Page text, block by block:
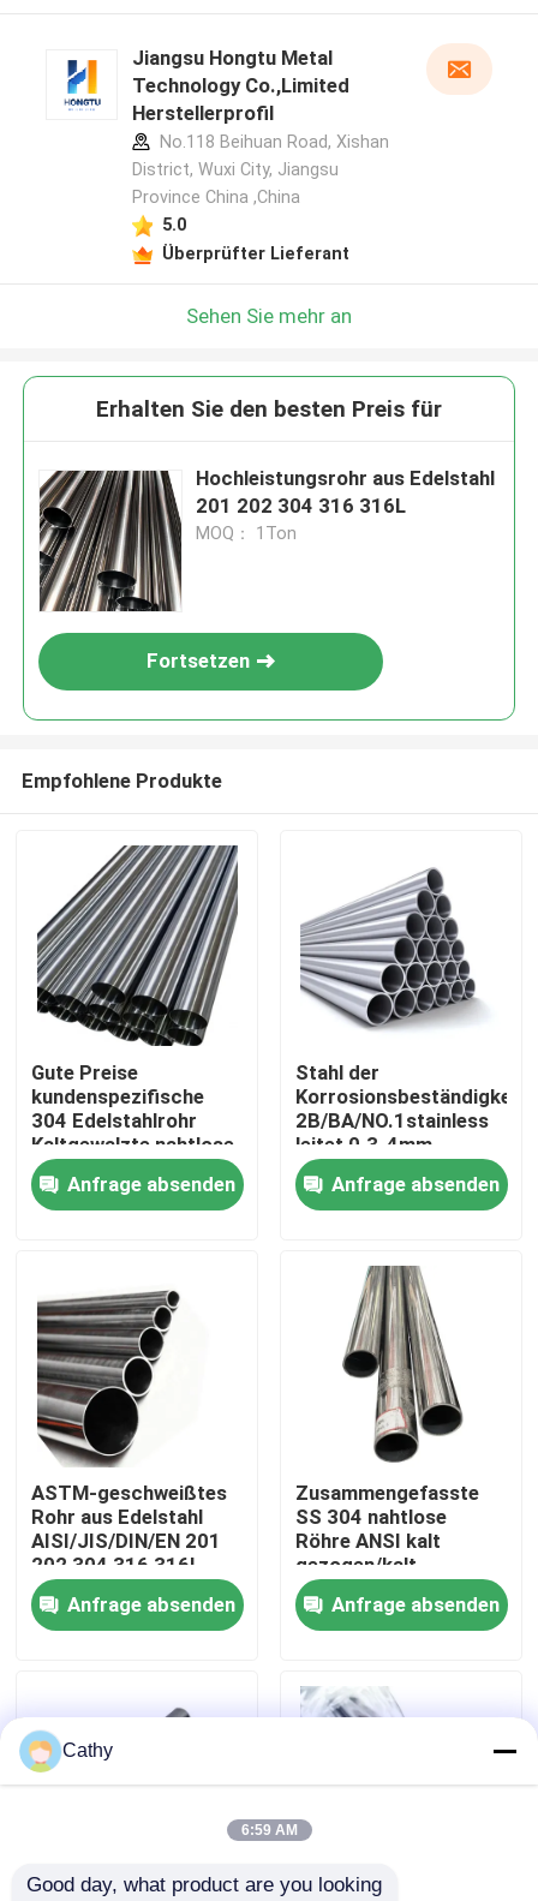
Zu Hause
Über uns
Werksbesichtigung
Qualitätskontrolle
Kontakt mit uns
Rechtssachen
Blatt-Edelstahl
Jiangsu Hongtu Metal
Technology Co.,Limited
Herstellerprofil
No.118 Beihuan Road, Xishan
District, Wuxi City, Jiangsu
Province China ,China
5.0
Überprüfter Lieferant
Sehen Sie mehr an
Erhalten Sie den besten Preis für
Hochleistungsrohr aus Edelstahl
201 202 304 316 316L
MOQ： 1Ton
Fortsetzen
Empfohlene Produkte
Gute Preise
kundenspezifische
304 Edelstahlrohr
Kaltgewalzte nahtlose
glänzende gegossene
Rohre für Fittings
Anfrage absenden
Stahl der
Korrosionsbeständigkeit
2B/BA/NO.1stainless
leitet 0.3-4mm
Kundenbezogenheit
Anfrage absenden
ASTM-geschweißtes
Rohr aus Edelstahl
AISI/JIS/DIN/EN 201
202 304 316 316L
Anfrage absenden
Zusammengefasste
SS 304 nahtlose
Röhre ANSI kalt
gezogen/kalt
gewalzt/heiß gewalzt
Anfrage absenden
Cathy
6:59 AM
Good day, what product are you looking